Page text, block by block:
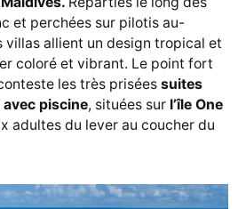
et perchées sur pilotis au-
villas allient un design tropical et
coloré et vibrant. Le point fort
les très prisées suites
piscine, situées sur l’île One
adultes du lever au coucher du